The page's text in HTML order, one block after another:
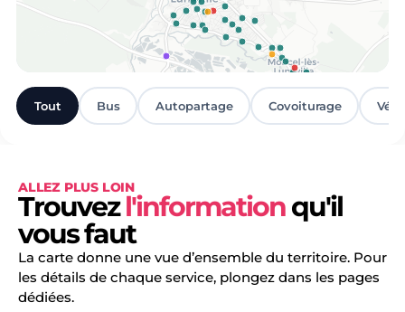
Lunéville et environs
Tout Bus Autopartage Covoiturage Vélo
ALLEZ PLUS LOIN
Trouvezl'informationqu'il
vous faut
La carte donne une vue d’ensemble du territoire. Pour
les détails de chaque service, plongez dans les pages
dédiées.